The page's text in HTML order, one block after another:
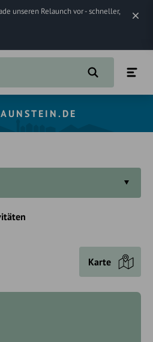
unseren Relaunch vor - schneller,
Karte